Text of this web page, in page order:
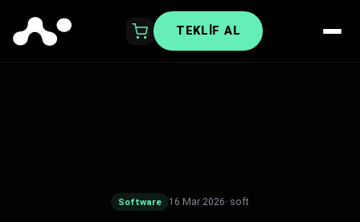
TEKLIF AL
Software 16 Mar 2026· soft